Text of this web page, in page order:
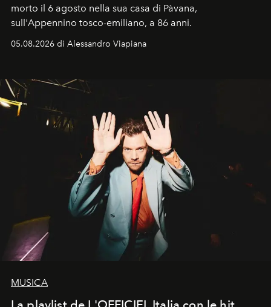
morto il 6 agosto nella sua casa di Pàvana,
sull'Appennino tosco-emiliano, a 86 anni.
05.08.2026 di Alessandro Viapiana
MUSICA